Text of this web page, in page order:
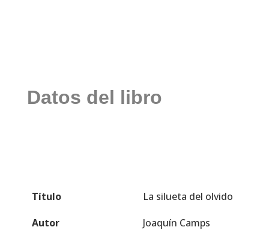
Datos del libro
Título
La silueta del olvido
Autor
Joaquín Camps